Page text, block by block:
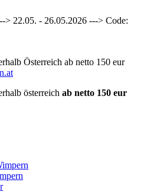
> 22.05. - 26.05.2026 ---> Code:
Österreich ab netto 150 eur
österreich ab netto 150 eur